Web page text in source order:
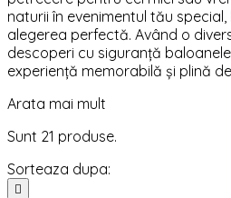
naturii în evenimentul tău
alegerea perfectă. Având o
descoperi cu siguranță
experiență memorabilă și plină
Arata mai mult
Sunt 21 produse.
Sorteaza dupa:
